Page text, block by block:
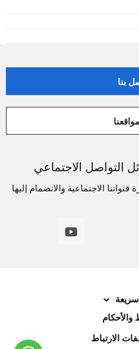
بنا
مواقعنا
التواصل الاجتماعي
الاجتماعية والانضمام إليها
الارتباط